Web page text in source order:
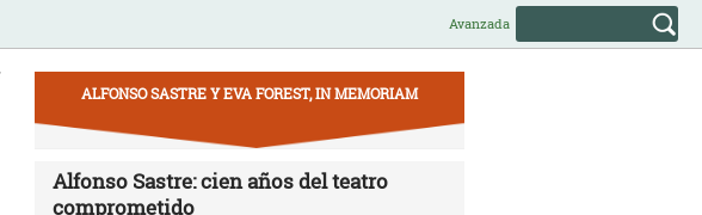
Avanzada
ALFONSO SASTRE Y EVA FOREST, IN MEMORIAM
Alfonso Sastre: cien años del teatro
comprometido